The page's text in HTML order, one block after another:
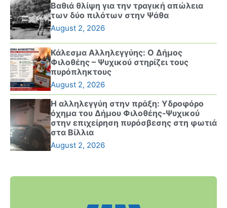
Βαθιά θλίψη για την τραγική απώλεια
των δύο πιλότων στην Ψάθα
August 2, 2026
Κάλεσμα Αλληλεγγύης: Ο Δήμος
Φιλοθέης – Ψυχικού στηρίζει τους
πυρόπληκτους
August 2, 2026
Η αλληλεγγύη στην πράξη: Υδροφόρο
όχημα του Δήμου Φιλοθέης-Ψυχικού
στην επιχείρηση πυρόσβεσης στη φωτιά
στα Βίλλια
August 2, 2026